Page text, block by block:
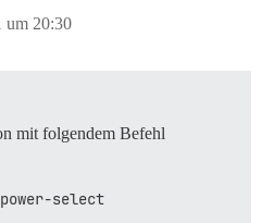
um 20:30
mit folgendem Befehl
select